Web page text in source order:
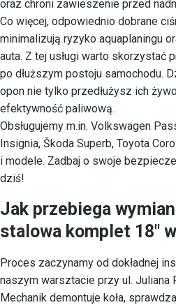
oraz chroni zawieszenie przed
Co więcej, odpowiednio dobrane
minimalizują ryzyko aquaplaningu
auta. Z tej usługi warto skorzystać
po dłuższym postoju samochodu.
opon nie tylko przedłużysz ich
efektywność paliwową.
Obsługujemy m.in. Volkswagen
Insignia, Škoda Superb, Toyota
i modele. Zadbaj o swoje
dziś!
Jak przebiega
stalowa komplet 18″
Proces zaczynamy od dokładnej
naszym warsztacie przy ul. Juliana
Mechanik demontuje koła,